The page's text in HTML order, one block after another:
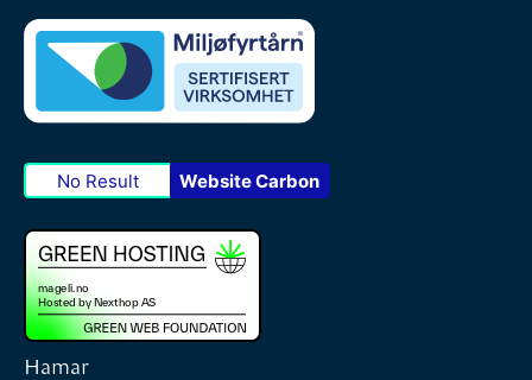
No Result Website Carbon
Hamar